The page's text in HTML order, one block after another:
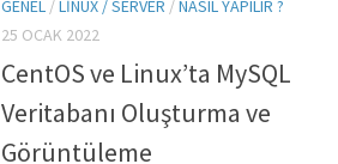
GENEL /LINUX / SERVER /NASIL YAPILIR ?
25 OCAK 2022
CentOS ve Linux’ta MySQL
Veritabanı Oluşturma ve
Görüntüleme